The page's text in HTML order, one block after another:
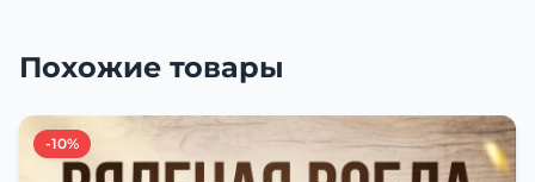
Похожие товары
-10%